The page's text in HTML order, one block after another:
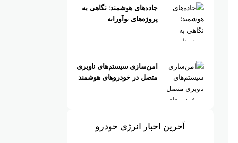
جاده‌های هوشمند؛ نگاهی به
پروژه‌های نوآورانه
امن‌سازی سیستم‌های ناوبری
متصل در خودروهای هوشمند
آخرین اخبار انرژی خودرو